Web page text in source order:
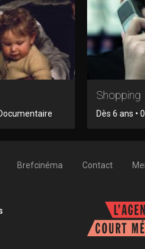
Shopping
Dès 6 ans •
Brefcinéma Contact